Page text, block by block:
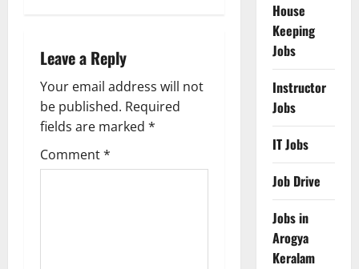
v
i
g
a
Leave a Reply
Your email address will not
be published. Required
fields are marked *
Comment*
House
Keeping
Jobs
Instructor
Jobs
IT Jobs
Job Drive
Jobs in
Arogya
Keralam